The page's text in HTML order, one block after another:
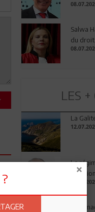
Salwa
du droit
LES
La
Le